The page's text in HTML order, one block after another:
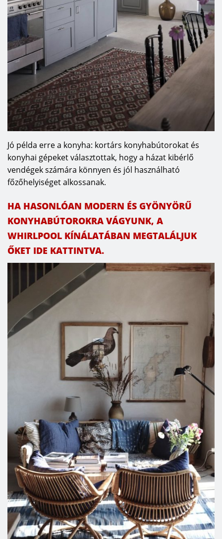
Jó példa erre a konyha: kortárs konyhabútorokat és
konyhai gépeket választottak, hogy a házat kibérlő
vendégek számára könnyen és jól használható
főzőhelyiséget alkossanak.
HA HASONLÓAN MODERN ÉS GYÖNYÖRŰ
KONYHABÚTOROKRA VÁGYUNK, A
WHIRLPOOL KÍNÁLATÁBAN MEGTALÁLJUK
ŐKET IDE KATTINTVA.